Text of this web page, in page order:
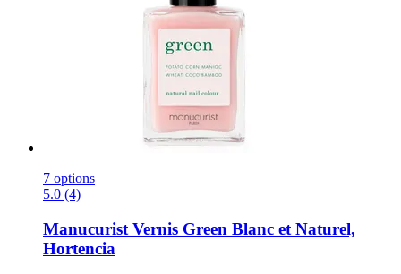
7 options
5.0 (4)
Manucurist Vernis Green Blanc et Naturel,
Hortencia